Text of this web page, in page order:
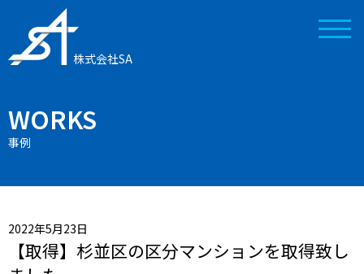
株式会社SA
WORKS
事例
2022年5月23日
【取得】杉並区の区分マンションを取得致し